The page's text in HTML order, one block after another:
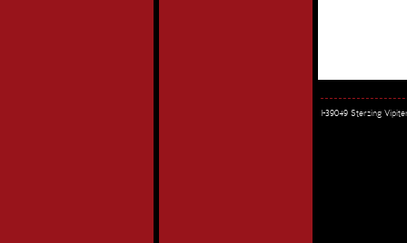
I-39049 Sterzing